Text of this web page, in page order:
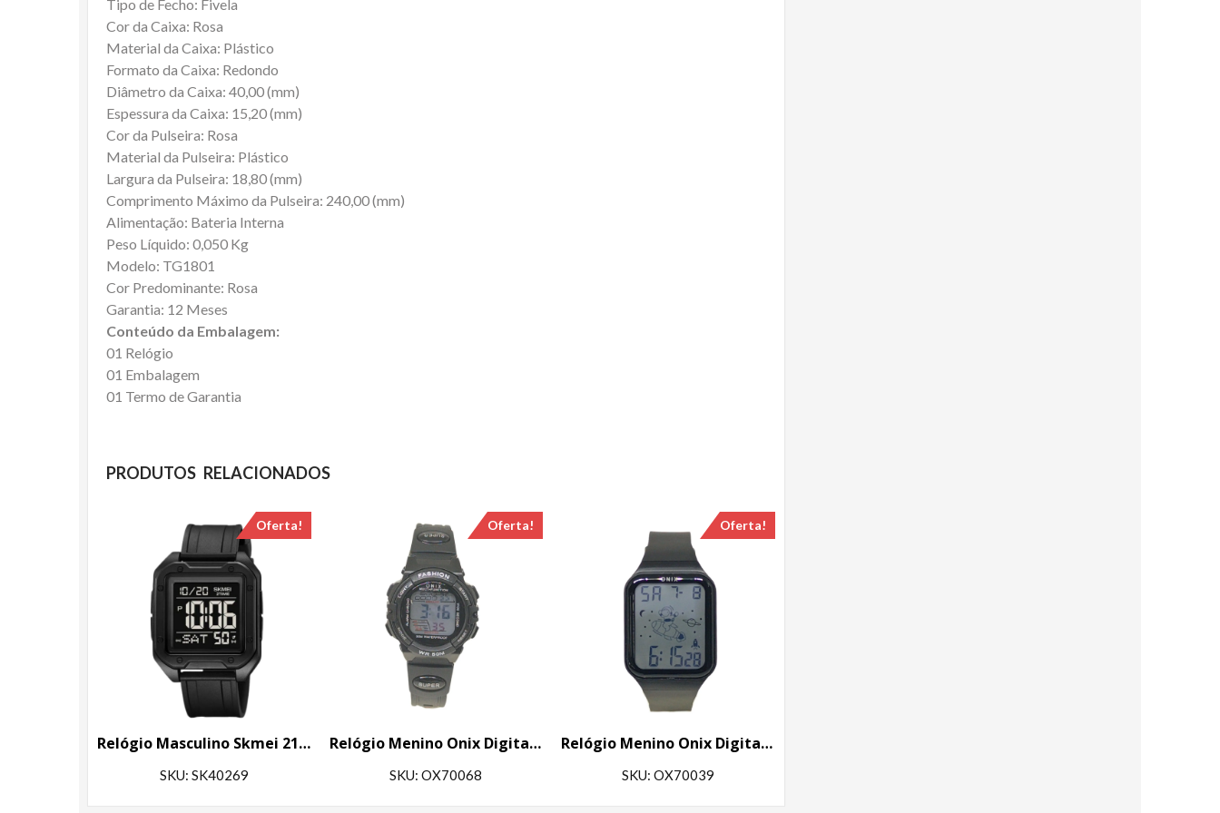
Tipo de Fecho: Fivela
Cor da Caixa: Rosa
Material da Caixa: Plástico
Formato da Caixa: Redondo
Diâmetro da Caixa: 40,00 (mm)
Espessura da Caixa: 15,20 (mm)
Cor da Pulseira: Rosa
Material da Pulseira: Plástico
Largura da Pulseira: 18,80 (mm)
Comprimento Máximo da Pulseira: 240,00 (mm)
Alimentação: Bateria Interna
Peso Líquido: 0,050 Kg
Modelo: TG1801
Cor Predominante: Rosa
Garantia: 12 Meses
Conteúdo da Embalagem:
01 Relógio
01 Embalagem
01 Termo de Garantia
PRODUTOS RELACIONADOS
Oferta!
Relógio Masculino Skmei 2128 Preto
SKU: SK40269
Oferta!
Relógio Menino Onix Digital IT-619 (0101) Preto
SKU: OX70068
Oferta!
Relógio Menino Onix Digital IT-13101 Preto
SKU: OX70039